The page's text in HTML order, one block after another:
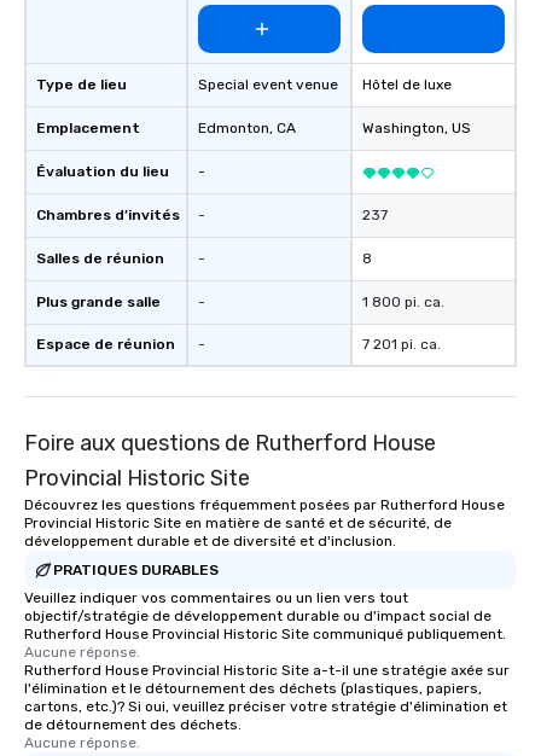
Type de lieu
Emplacement
Évaluation du lieu
Chambres d’invités
Salles de réunion
Plus grande salle
Espace de réunion
Special event venue
Edmonton, CA
-
-
-
-
-
Hôtel de luxe
Washington, US
237
8
1 800 pi. ca.
7 201 pi. ca.
Foire aux questions de Rutherford House
Provincial Historic Site
Découvrez les questions fréquemment posées par Rutherford House
Provincial Historic Site en matière de santé et de sécurité, de
développement durable et de diversité et d'inclusion.
PRATIQUES DURABLES
Veuillez indiquer vos commentaires ou un lien vers tout
objectif/stratégie de développement durable ou d'impact social de
Rutherford House Provincial Historic Site communiqué publiquement.
Aucune réponse.
Rutherford House Provincial Historic Site a-t-il une stratégie axée sur
l'élimination et le détournement des déchets (plastiques, papiers,
cartons, etc.)? Si oui, veuillez préciser votre stratégie d'élimination et
de détournement des déchets.
Aucune réponse.